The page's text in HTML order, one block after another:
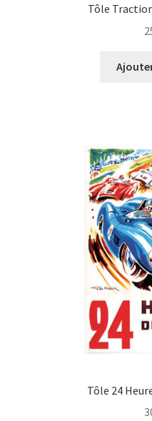
Tôle
Tôle 24